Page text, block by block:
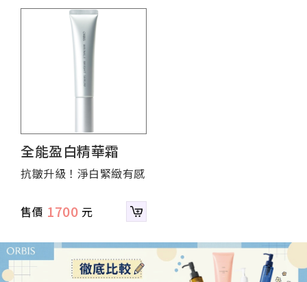
全能盈白精華霜
抗皺升級！淨白緊緻有感
1700